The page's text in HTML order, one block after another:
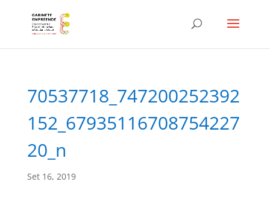
70537718_747200252392
152_67935116708754227
20_n
Set 16, 2019